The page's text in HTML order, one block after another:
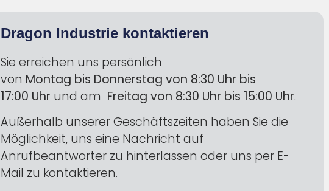
Dragon Industrie kontaktieren
Sie erreichen uns persönlich
von Montag bis Donnerstag von 8:30 Uhr bis
17:00 Uhr und am Freitag von 8:30 Uhr bis 15:00 Uhr.
Außerhalb unserer Geschäftszeiten haben Sie die
Möglichkeit, uns eine Nachricht auf
Anrufbeantworter zu hinterlassen oder uns per E-
Mail zu kontaktieren.